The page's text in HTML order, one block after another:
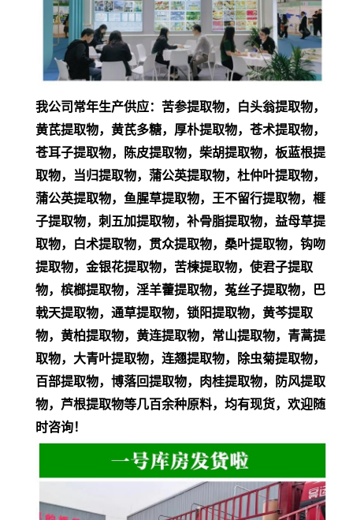
我公司常年生产供应：苦参提取物，白头翁提取物，
黄芪提取物，黄芪多糖，厚朴提取物，苍术提取物，
苍耳子提取物，陈皮提取物，柴胡提取物，板蓝根提
取物，当归提取物，蒲公英提取物，杜仲叶提取物，
蒲公英提取物，鱼腥草提取物，王不留行提取物，榧
子提取物，刺五加提取物，补骨脂提取物，益母草提
取物，白术提取物，贯众提取物，桑叶提取物，钩吻
提取物，金银花提取物，苦楝提取物，使君子提取
物，槟榔提取物，淫羊藿提取物，菟丝子提取物，巴
戟天提取物，通草提取物，锁阳提取物，黄芩提取
物，黄柏提取物，黄连提取物，常山提取物，青蒿提
取物，大青叶提取物，连翘提取物，除虫菊提取物，
百部提取物，博落回提取物，肉桂提取物，防风提取
物，芦根提取物等几百余种原料，均有现货，欢迎随
时咨询！